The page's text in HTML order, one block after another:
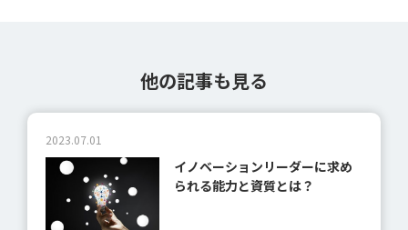
他の記事も見る
2023.07.01
イノベーションリーダーに求め
られる能力と資質とは？